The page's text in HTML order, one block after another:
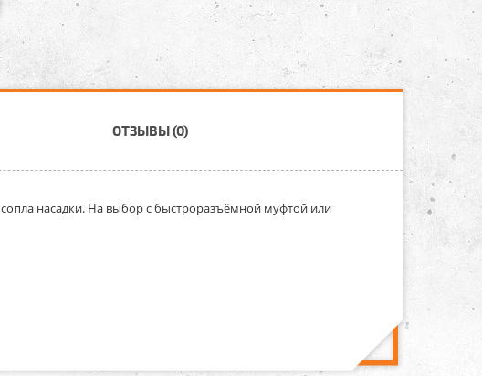
ОТЗЫВЫ (0)
сопла насадки. На выбор с быстроразъёмной муфтой или